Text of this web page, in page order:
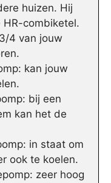
huizen. Hij
combiketel.
4 van jouw
kan jouw
bij een
kan het de
in staat om
ook te koelen.
zeer hoog